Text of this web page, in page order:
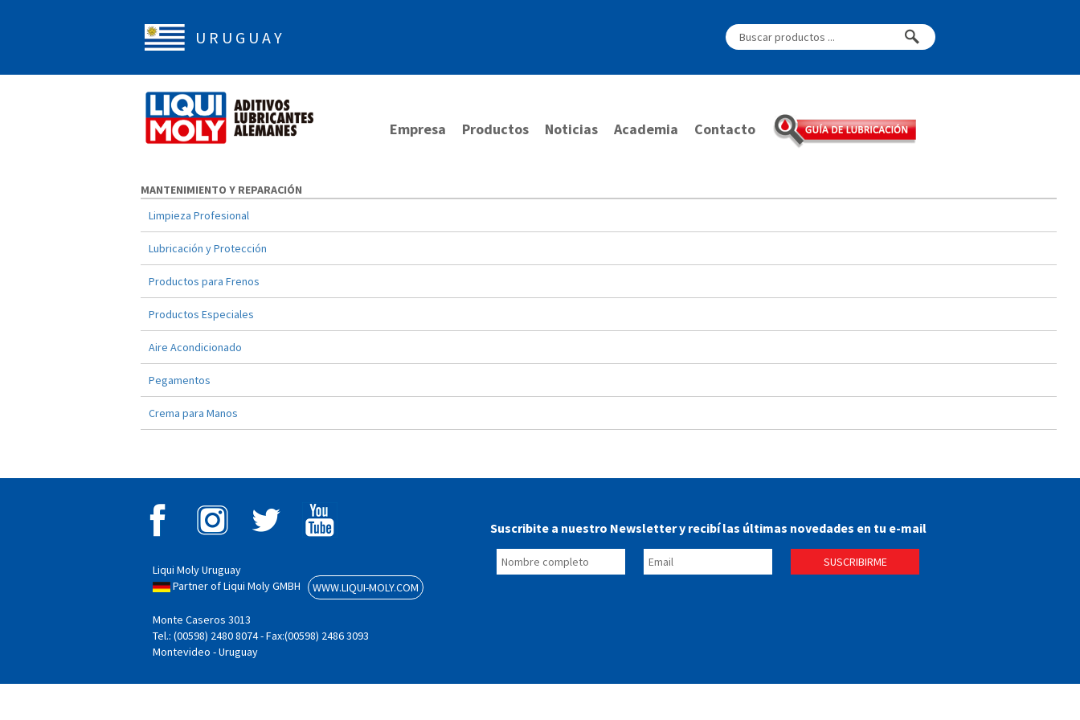
U R U G U A Y
Empresa Productos Noticias Academia Contacto
MANTENIMIENTO Y REPARACIÓN
Limpieza Profesional
Lubricación y Protección
Productos para Frenos
Productos Especiales
Aire Acondicionado
Pegamentos
Crema para Manos
Liqui Moly Uruguay
Partner of Liqui Moly GMBH
WWW.LIQUI-MOLY.COM
Monte Caseros 3013
Tel.: (00598) 2480 8074 - Fax:(00598) 2486 3093
Montevideo - Uruguay
Suscribite a nuestro Newsletter y recibí las últimas novedades en tu e-mail